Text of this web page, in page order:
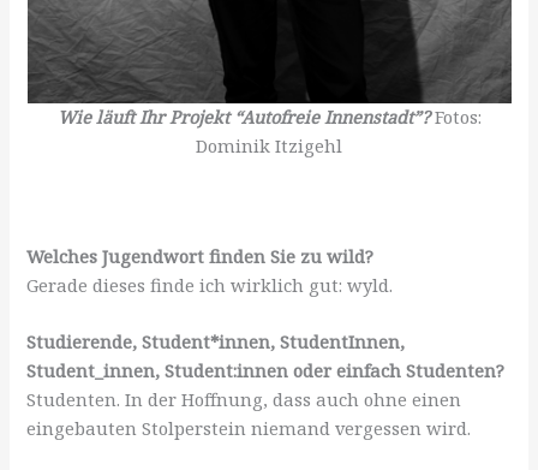
Wie läuft Ihr Projekt “Autofreie Innenstadt”?Fotos:
Dominik Itzigehl
Welches Jugendwort finden Sie zu wild?
Gerade dieses finde ich wirklich gut: wyld.
Studierende, Student*innen, StudentInnen,
Student_innen, Student:innen oder einfach Studenten?
Studenten. In der Hoffnung, dass auch ohne einen
eingebauten Stolperstein niemand vergessen wird.